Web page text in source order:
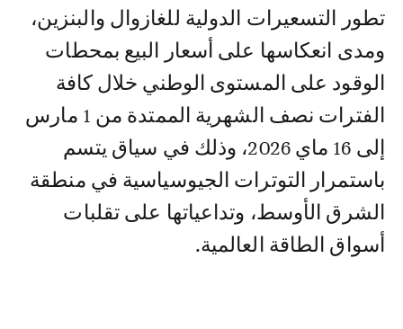
تطور التسعيرات الدولية للغازوال والبنزين،
ومدى انعكاسها على أسعار البيع بمحطات
الوقود على المستوى الوطني خلال كافة
الفترات نصف الشهرية الممتدة من 1 مارس
إلى 16 ماي 2026، وذلك في سياق يتسم
باستمرار التوترات الجيوسياسية في منطقة
الشرق الأوسط، وتداعياتها على تقلبات
أسواق الطاقة العالمية.